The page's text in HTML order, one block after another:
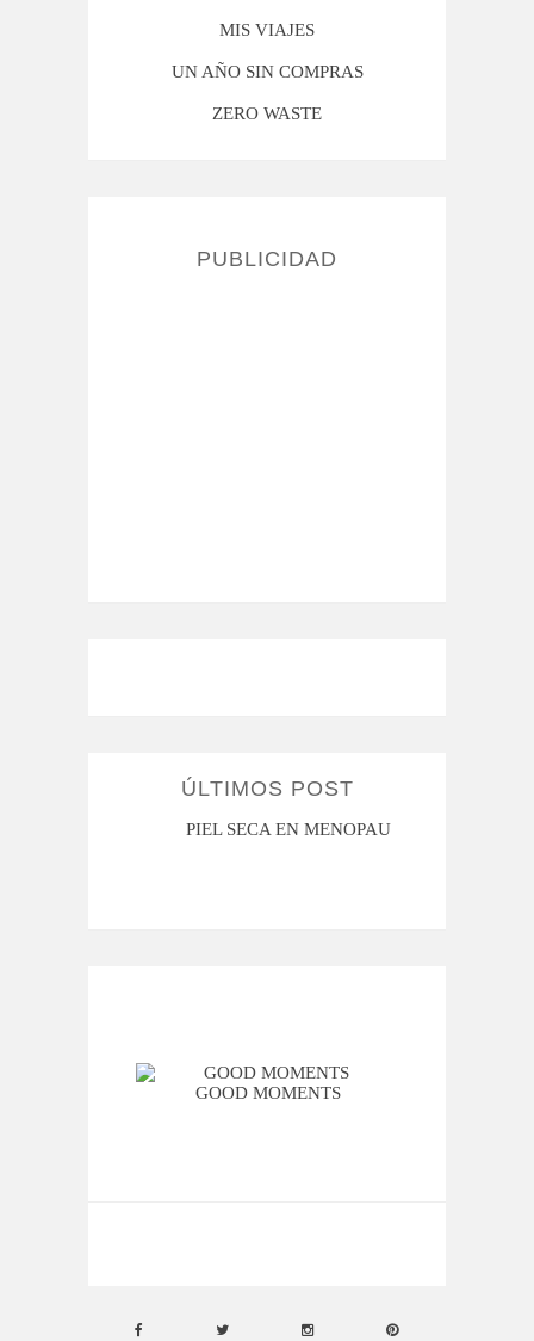
MIS VIAJES
UN AÑO SIN COMPRAS
ZERO WASTE
PUBLICIDAD
ÚLTIMOS POST
PIEL SECA EN MENOPAUSIA
GOOD MOMENTS